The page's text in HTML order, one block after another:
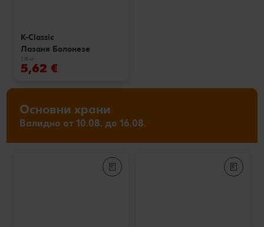
K-Classic
Лазаня Болонезе
1,15 кг
5,62 €
Основни храни
Валидно от 10.08. до 16.08.